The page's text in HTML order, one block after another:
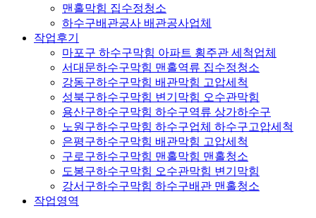
맨홀막힘 집수정청소
하수구배관공사 배관공사업체
작업후기
마포구 하수구막힘 아파트 횡주관 세척업체
서대문하수구막힘 맨홀역류 집수정청소
강동구하수구막힘 배관막힘 고압세척
성북구하수구막힘 변기막힘 오수관막힘
용산구하수구막힘 하수구역류 상가하수구
노원구하수구막힘 하수구업체 하수구고압세척
은평구하수구막힘 배관막힘 고압세척
구로구하수구막힘 맨홀막힘 맨홀청소
도봉구하수구막힘 오수관막힘 변기막힘
강서구하수구막힘 하수구배관 맨홀청소
작업영역